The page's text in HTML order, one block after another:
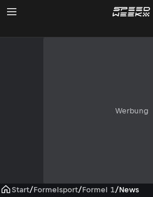
Werbung
Start/Formelsport/Formel 1/News